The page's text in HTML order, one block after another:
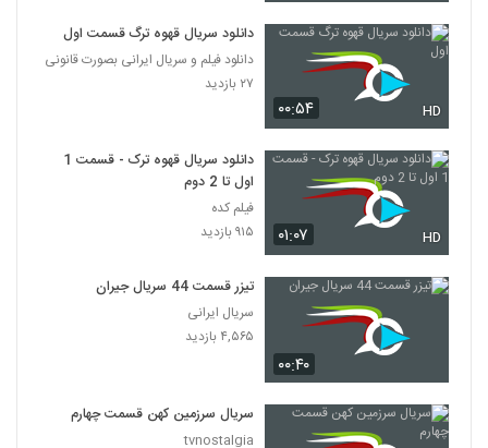
۰۰:۵۴ HD
دانلود سریال قهوه ترگ قسمت اول
دانلود فیلم و سریال ایرانی بصورت قانونی
۲۷ بازدید
۰۱:۰۷ HD
دانلود سریال قهوه ترک - قسمت 1
اول تا 2 دوم
فیلم کده
۹۱۵ بازدید
۰۰:۴۰
تیزر قسمت 44 سریال جیران
سریال ایرانی
۴,۵۶۵ بازدید
سریال سرزمین کهن قسمت چهارم
tvnostalgia